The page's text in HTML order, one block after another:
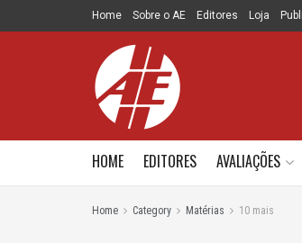
Home Sobre o AE Editores Loja
HOME EDITORES AVALIAÇÕES
Home Category Matérias 10 mais